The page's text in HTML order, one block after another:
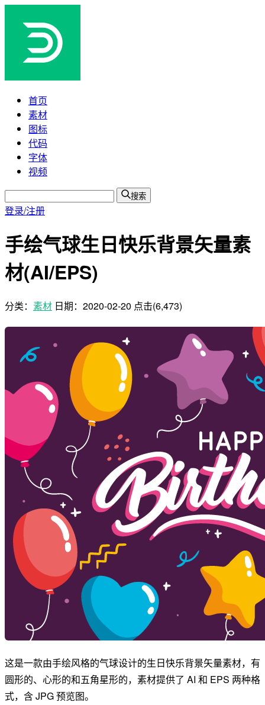
首页
素材
图标
代码
字体
视频
搜索
登录/注册
手绘气球生日快乐背景矢量素
材(AI/EPS)
分类： 素材 日期： 2020-02-20 点击(6,473)
这是一款由手绘风格的气球设计的生日快乐背景矢量素材，有
圆形的、心形的和五角星形的，素材提供了 AI 和 EPS 两种格
式，含 JPG 预览图。